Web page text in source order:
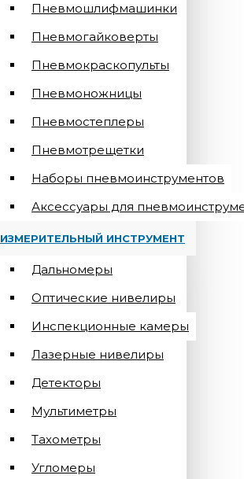
Пневмошлифмашинки
Пневмогайковерты
Пневмокраскопульты
Пневмоножницы
Пневмостеплеры
Пневмотрещетки
Наборы пневмоинструментов
Аксессуары для
ИЗМЕРИТЕЛЬНЫЙ ИНСТРУМЕНТ
Дальномеры
Оптические нивелиры
Инспекционные камеры
Лазерные нивелиры
Детекторы
Мультиметры
Тахометры
Угломеры